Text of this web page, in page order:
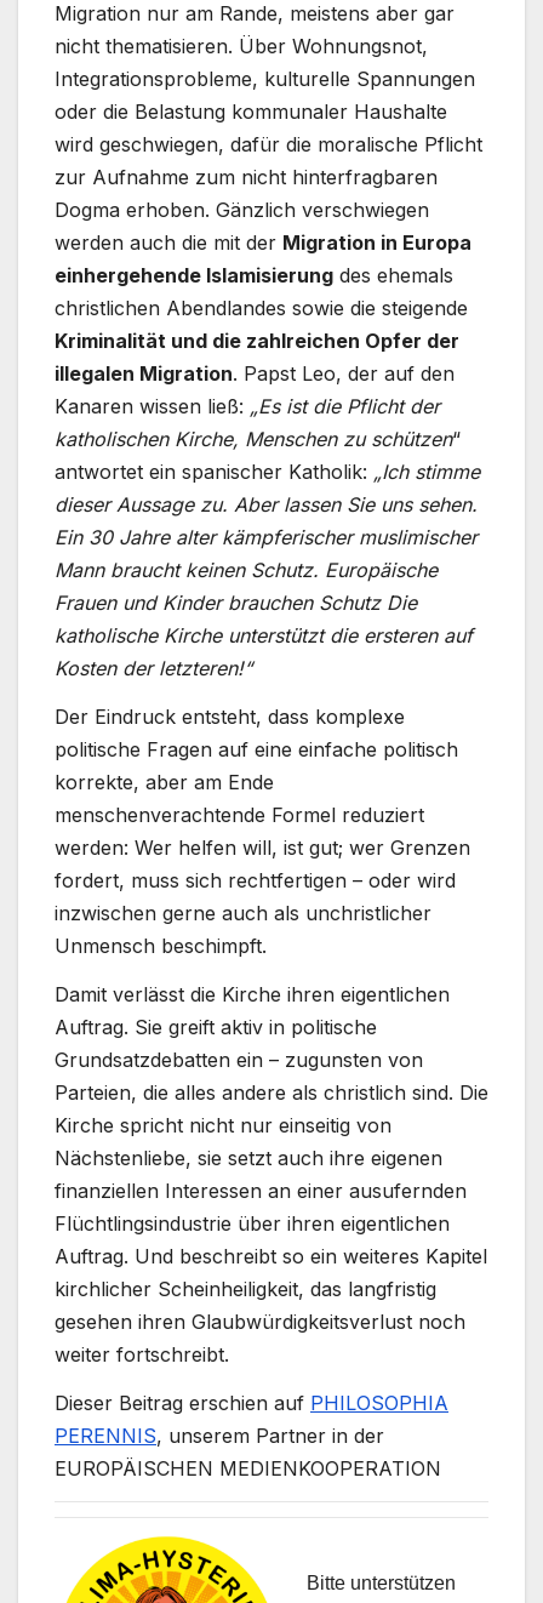
Migration nur am Rande, meistens aber gar
nicht thematisieren. Über Wohnungsnot,
Integrationsprobleme, kulturelle Spannungen
oder die Belastung kommunaler Haushalte
wird geschwiegen, dafür die moralische Pflicht
zur Aufnahme zum nicht hinterfragbaren
Dogma erhoben. Gänzlich verschwiegen
werden auch die mit der Migration in Europa
einhergehende Islamisierung des ehemals
christlichen Abendlandes sowie die steigende
Kriminalität und die zahlreichen Opfer der
illegalen Migration. Papst Leo, der auf den
Kanaren wissen ließ: „Es ist die Pflicht der
katholischen Kirche, Menschen zu schützen“
antwortet ein spanischer Katholik: „Ich stimme
dieser Aussage zu. Aber lassen Sie uns sehen.
Ein 30 Jahre alter kämpferischer muslimischer
Mann braucht keinen Schutz. Europäische
Frauen und Kinder brauchen Schutz Die
katholische Kirche unterstützt die ersteren auf
Kosten der letzteren!“
Der Eindruck entsteht, dass komplexe
politische Fragen auf eine einfache politisch
korrekte, aber am Ende
menschenverachtende Formel reduziert
werden: Wer helfen will, ist gut; wer Grenzen
fordert, muss sich rechtfertigen – oder wird
inzwischen gerne auch als unchristlicher
Unmensch beschimpft.
Damit verlässt die Kirche ihren eigentlichen
Auftrag. Sie greift aktiv in politische
Grundsatzdebatten ein – zugunsten von
Parteien, die alles andere als christlich sind. Die
Kirche spricht nicht nur einseitig von
Nächstenliebe, sie setzt auch ihre eigenen
finanziellen Interessen an einer ausufernden
Flüchtlingsindustrie über ihren eigentlichen
Auftrag. Und beschreibt so ein weiteres Kapitel
kirchlicher Scheinheiligkeit, das langfristig
gesehen ihren Glaubwürdigkeitsverlust noch
weiter fortschreibt.
Dieser Beitrag erschien auf PHILOSOPHIA
PERENNIS, unserem Partner in der
EUROPÄISCHEN MEDIENKOOPERATION
Bitte unterstützen